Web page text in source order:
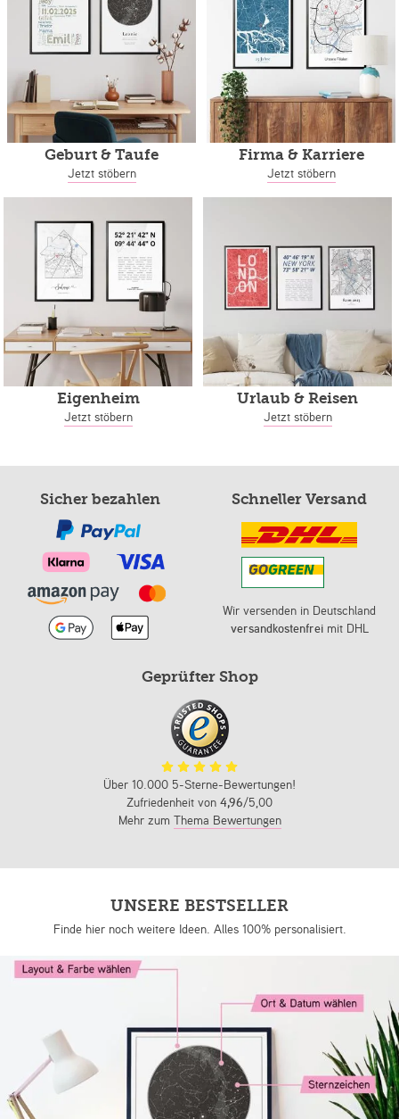
Geburt & Taufe
Jetzt stöbern
Firma & Karriere
Jetzt stöbern
Eigenheim
Jetzt stöbern
Urlaub & Reisen
Jetzt stöbern
Sicher bezahlen Schneller Versand
Wir versenden in Deutschland
versandkostenfreimit DHL
Geprüfter Shop
Über 10.000 5-Sterne-Bewertungen!
Zufriedenheit von 4,96/5,00
Mehr zum Thema Bewertungen
UNSERE BESTSELLER
Finde hier noch weitere Ideen. Alles 100% personalisiert.